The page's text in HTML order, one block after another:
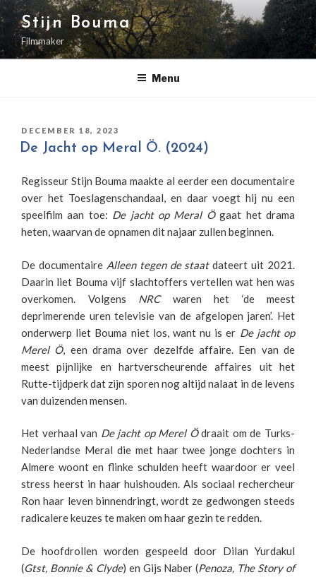
Naar
de
inhoud
springen
Stijn Bouma
Filmmaker
Menu
GEPLAATST
OP
DECEMBER 18, 2023
De Jacht op Meral Ö. (2024)
Regisseur Stijn Bouma maakte al eerder een documentaire
over het Toeslagenschandaal, en daar voegt hij nu een
speelfilm aan toe: De jacht op Meral Ögaat het drama
heten, waarvan de opnamen dit najaar zullen beginnen.
De documentaire Alleen tegen de staatdateert uit 2021.
Daarin liet Bouma vijf slachtoffers vertellen wat hen was
overkomen. Volgens NRCwaren het ‘de meest
deprimerende uren televisie van de afgelopen jaren’. Het
onderwerp liet Bouma niet los, want nu is er De jacht op
Merel Ö, een drama over dezelfde affaire. Een van de
meest pijnlijke en hartverscheurende affaires uit het
Rutte-tijdperk dat zijn sporen nog altijd nalaat in de levens
van duizenden mensen.
Het verhaal van De jacht op Merel Ödraait om de Turks-
Nederlandse Meral die met haar twee jonge dochters in
Almere woont en flinke schulden heeft waardoor er veel
stress heerst in haar huishouden. Als sociaal rechercheur
Ron haar leven binnendringt, wordt ze gedwongen steeds
radicalere keuzes te maken om haar gezin te redden.
De hoofdrollen worden gespeeld door Dilan Yurdakul
(Gtst, Bonnie & Clyde) en Gijs Naber (Penoza, The Story of